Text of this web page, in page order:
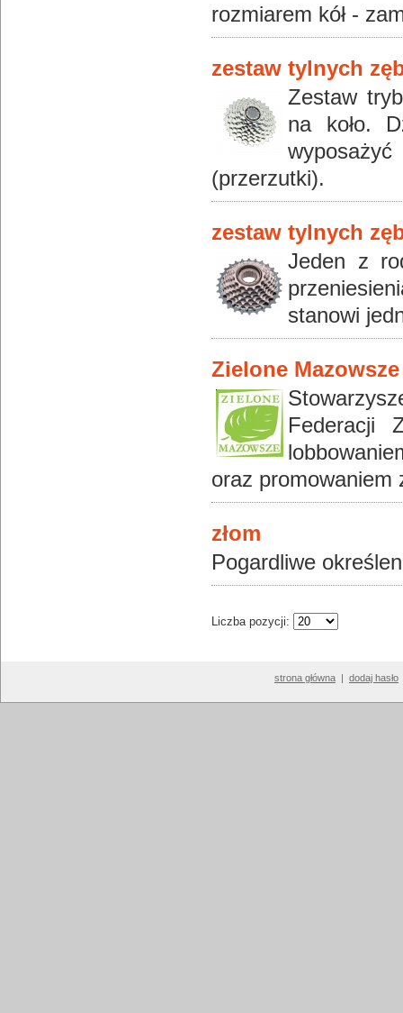
rozmiarem kół -
zestaw tylnych
Zestaw
na koło.
(przerzutki).
zestaw tylnych
Jeden z
stanowi
Zielone Mazowsze
Federacji
oraz promowaniem
złom
Pogardliwe
Liczba pozycji:
strona główna | dodaj hasło